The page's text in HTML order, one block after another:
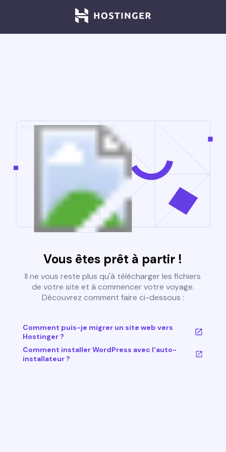
Vous êtes prêt à partir !
Il ne vous reste plus qu'à télécharger les fichiers
de votre site et à commencer votre voyage.
Découvrez comment faire ci-dessous :
Comment puis-je migrer un site web vers
Hostinger ?
Comment installer WordPress avec l'auto-
installateur ?